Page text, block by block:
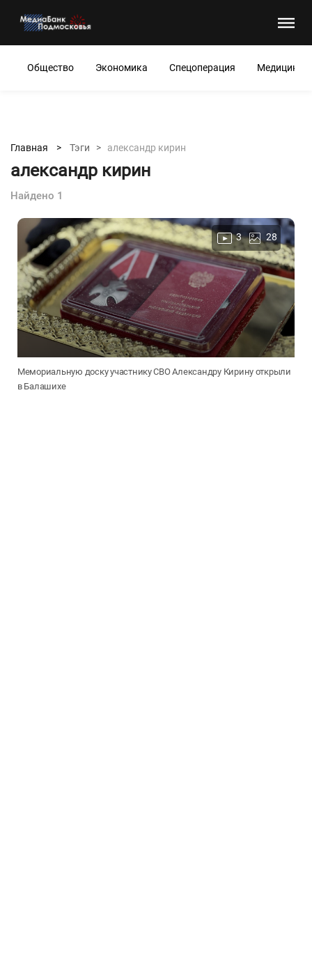
Общество Экономика Спецоперация Медицина
Главная > Тэги > александр кирин
александр кирин
Найдено 1
3 28
Мемориальную доску участнику СВО Александру Кирину открыли
в Балашихе